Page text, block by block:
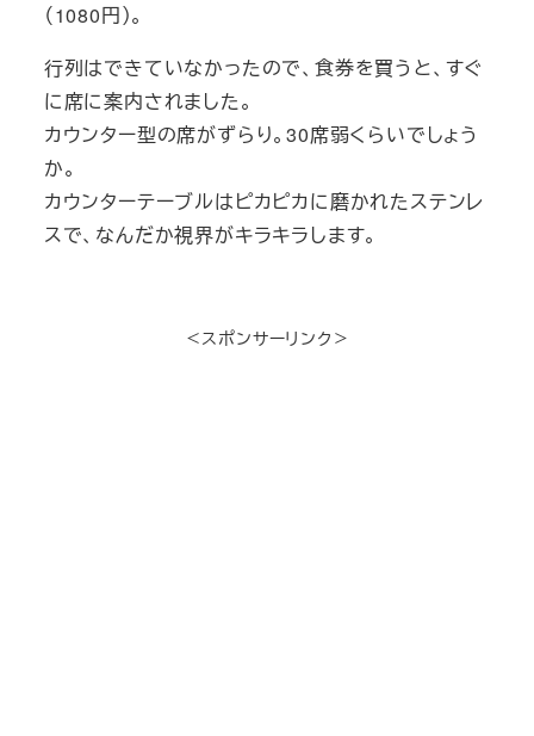
（1080円）。
行列はできていなかったので、食券を買うと、すぐ
に席に案内されました。
カウンター型の席がずらり。30席弱くらいでしょう
か。
カウンターテーブルはピカピカに磨かれたステンレ
スで、なんだか視界がキラキラします。
＜スポンサーリンク＞